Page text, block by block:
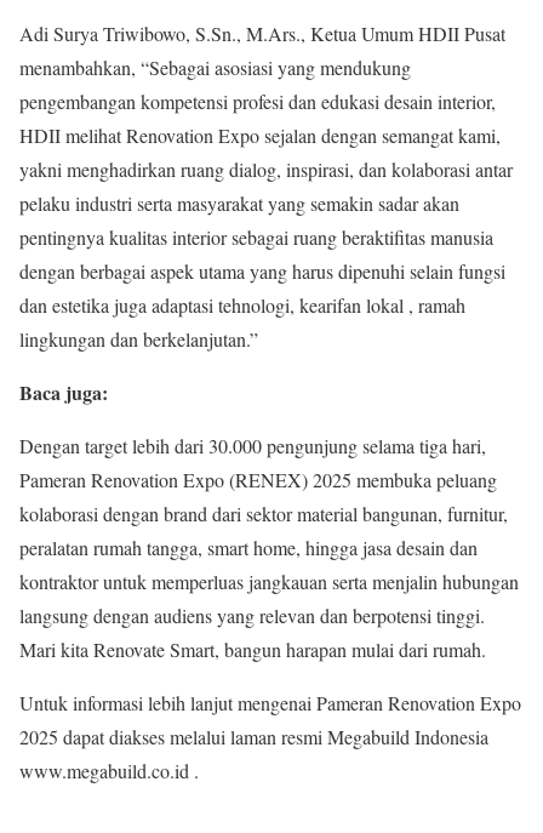
Adi Surya Triwibowo, S.Sn., M.Ars., Ketua Umum HDII Pusat
menambahkan, “Sebagai asosiasi yang mendukung
pengembangan kompetensi profesi dan edukasi desain interior,
HDII melihat Renovation Expo sejalan dengan semangat kami,
yakni menghadirkan ruang dialog, inspirasi, dan kolaborasi antar
pelaku industri serta masyarakat yang semakin sadar akan
pentingnya kualitas interior sebagai ruang beraktifitas manusia
dengan berbagai aspek utama yang harus dipenuhi selain fungsi
dan estetika juga adaptasi tehnologi, kearifan lokal , ramah
lingkungan dan berkelanjutan.”
Baca juga:
Dengan target lebih dari 30.000 pengunjung selama tiga hari,
Pameran Renovation Expo (RENEX) 2025 membuka peluang
kolaborasi dengan brand dari sektor material bangunan, furnitur,
peralatan rumah tangga, smart home, hingga jasa desain dan
kontraktor untuk memperluas jangkauan serta menjalin hubungan
langsung dengan audiens yang relevan dan berpotensi tinggi.
Mari kita Renovate Smart, bangun harapan mulai dari rumah.
Untuk informasi lebih lanjut mengenai Pameran Renovation Expo
2025 dapat diakses melalui laman resmi Megabuild Indonesia
www.megabuild.co.id .